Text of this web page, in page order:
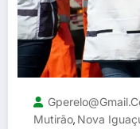
Mutirão, Nova